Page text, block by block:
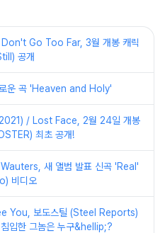
Don't Go Too Far, 3월 개봉 캐릭
공개
운 곡 'Heaven and Holy'
/ Lost Face, 2월 24일 개봉
최초 공개!
새 앨범 발표 신곡 'Real'
비디오
You, 보도스틸 (Steel Reports)
입한 그놈은 누구&hellip;?